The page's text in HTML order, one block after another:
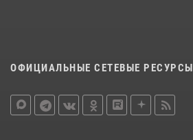
ОФИЦИАЛЬНЫЕ СЕТЕВЫЕ РЕСУРСЫ